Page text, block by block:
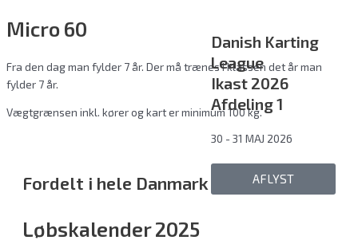
Danish Karting
League
Ikast 2026
Afdeling 1
30 - 31 MAJ 2026
AFLYST
Micro 60
Fra den dag man fylder 7 år. Der må trænes i klassen det år man
fylder 7 år.
Vægtgrænsen inkl. kører og kart er minimum 100 kg.
Fordelt i hele Danmark
Løbskalender 2025